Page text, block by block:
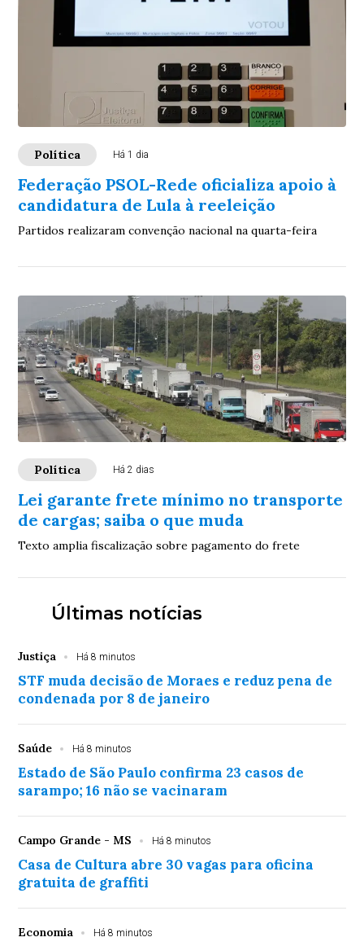
Política Há 1 dia
Federação PSOL-Rede oficializa apoio à
candidatura de Lula à reeleição
Partidos realizaram convenção nacional na quarta-feira
Política Há 2 dias
Lei garante frete mínimo no transporte
de cargas; saiba o que muda
Texto amplia fiscalização sobre pagamento do frete
Últimas notícias
Justiça Há 8 minutos
STF muda decisão de Moraes e reduz pena de
condenada por 8 de janeiro
Saúde Há 8 minutos
Estado de São Paulo confirma 23 casos de
sarampo; 16 não se vacinaram
Campo Grande - MS Há 8 minutos
Casa de Cultura abre 30 vagas para oficina
gratuita de graffiti
Economia Há 8 minutos